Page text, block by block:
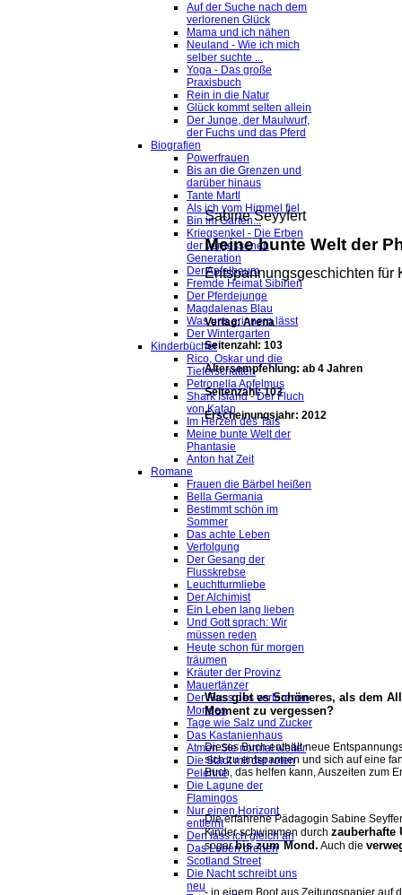
Auf der Suche nach dem
verlorenen Glück
Mama und ich nähen
Neuland - Wie ich mich
selber suchte ...
Yoga - Das große
Praxisbuch
Rein in die Natur
Glück kommt selten allein
Der Junge, der Maulwurf,
der Fuchs und das Pferd
Biografien
Powerfrauen
Bis an die Grenzen und
darüber hinaus
Tante Martl
Als ich vom Himmel fiel
Bin im Garten...
Kriegsenkel - Die Erben
der vergessenen
Generation
Der Apfelbaum
Fremde Heimat Sibirien
Der Pferdejunge
Magdalenas Blau
Was uns erinnern lässt
Der Wintergarten
Kinderbücher
Rico, Oskar und die
Tieferschatten
Petronella Apfelmus
Shark Island - Der Fluch
von Katan
Im Herzen des Tals
Meine bunte Welt der
Phantasie
Anton hat Zeit
Romane
Frauen die Bärbel heißen
Bella Germania
Bestimmt schön im
Sommer
Das achte Leben
Verfolgung
Der Gesang der
Flusskrebse
Leuchtturmliebe
Der Alchimist
Ein Leben lang lieben
Und Gott sprach: Wir
müssen reden
Heute schon für morgen
träumen
Kräuter der Provinz
Mauertänzer
Der Fluss des verlorenen
Mondes
Tage wie Salz und Zucker
Das Kastanienhaus
Atmen Sie normal weiter
Die Stadt mit der roten
Pelerine
Die Lagune der
Flamingos
Nur einen Horizont
entfernt
Den lass ich gleich an
Das Leben drehen
Scotland Street
Die Nacht schreibt uns
neu
Sabine Seyyfert
Meine bunte Welt der
Entspannungsgeschichten für
Verlag: Arena
Seitenzahl: 103
Altersempfehlung: ab 4 Jahren
Seitenzahl: 103
Erscheinungsjahr: 2012
Was gibt es Schöneres, als dem
Moment zu vergessen?
Dieses Buch enthält neue
sich zu entspannen und sich auf eine
Buch, das helfen kann, Auszeiten zum
Die erfahrene Pädagogin Sabine
Kinder schwimmen durch zauberhafte
sogarbis zum Mond. Auch die
- in einem Boot aus Zeitungspapier auf